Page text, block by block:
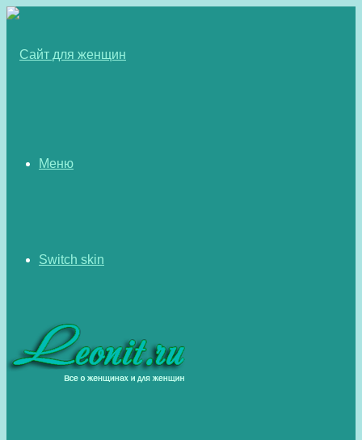
Меню
Switch skin